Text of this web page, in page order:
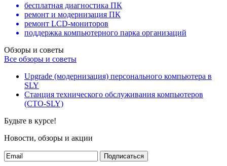
бесплатная диагностика ПК
ремонт и модернизация ПК
ремонт LCD-мониторов
поддержка компьютерного парка организаций
Обзоры и советы
Все обзоры и советы
Upgrade (модернизация) персонального компьютера в
SLY
Станция технического обслуживания компьютеров
(СТО-SLY)
Будьте в курсе!
Новости, обзоры и акции
Подписаться